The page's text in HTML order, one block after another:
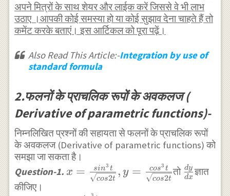
} }{ {
dx }/{
अपने मित्रों के साथ शेयर और लाईक करें जिससे वे भी लाभ
उठाए ।आपकी कोई समस्या हो या कोई सुझाव देना चाहते हैं तो
कमेंट करके बताएं। इस आर्टिकल को पूरा पढ़ें।
Also Read This Article:-Integration by use of
standard formula
2.फलनों के प्राचलिक रूपों के अवकलज (
Derivative of parametric functions)-
निम्नलिखित प्रश्नों की सहायता से फलनों के प्राचलिक रूपों
के अवकलज (Derivative of parametric functions) को
समझा जा सकता है।
Question-1. x=\frac
{ { sin
x =
cos2t
sin3 t , y =
cos2t
cos3 t तो \frac
dx
dy ज्ञात
कीजिए।